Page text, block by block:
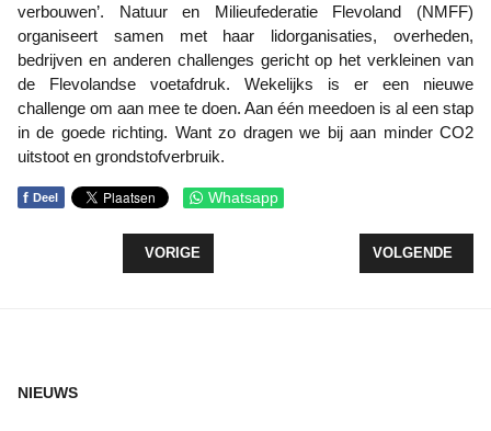
verbouwen’. Natuur en Milieufederatie Flevoland (NMFF)
organiseert samen met haar lidorganisaties, overheden,
bedrijven en anderen challenges gericht op het verkleinen van
de Flevolandse voetafdruk. Wekelijks is er een nieuwe
challenge om aan mee te doen. Aan één meedoen is al een stap
in de goede richting. Want zo dragen we bij aan minder CO2
uitstoot en grondstofverbruik.
f Deel Whatsapp
VORIG ARTIKEL: PENDELDIENST ZIEKENHUIZEN
VORIGE VOLGENDE
VOLGENDE
NIEUWS